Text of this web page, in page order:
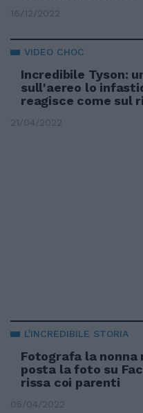
16/12/2022
VIDEO CHOC
Incredibile Tyson:
sull'aereo lo
reagisce come sul
21/04/2022
L'INCREDIBILE STORIA
Fotografa la nonna
posta la foto su
rissa coi parenti
05/04/2022